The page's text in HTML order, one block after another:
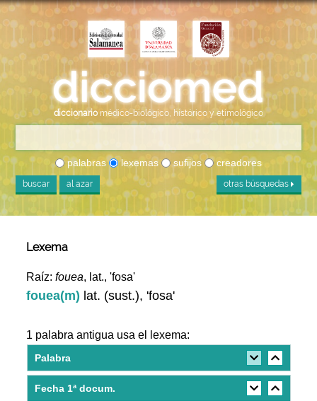
diccionario médico-biológico, histórico y etimológico
palabras lexemas sufijos creadores
buscar al azar otras búsquedas
Lexema
Raíz:fouea, lat., 'fosa'
fouea(m) lat. (sust.), 'fosa'
1 palabra antigua usa el lexema:
Palabra
Fecha 1ª docum.